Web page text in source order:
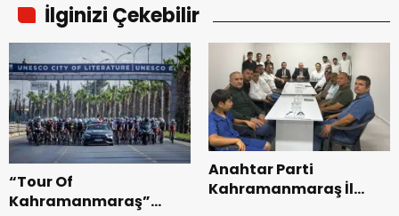
İlginizi Çekebilir
“Tour Of
Kahramanmaraş”
Anahtar Parti
Kahramanmaraş İl